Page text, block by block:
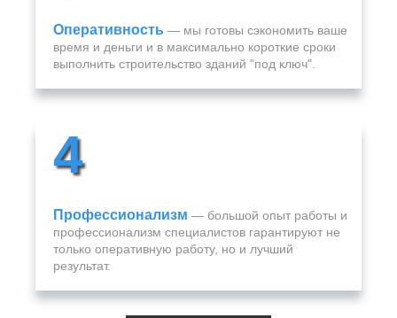
Оперативность — мы готовы сэкономить ваше
время и деньги и в максимально короткие сроки
выполнить строительство зданий "под ключ".
4
Профессионализм — большой опыт работы и
профессионализм специалистов гарантируют не
только оперативную работу, но и лучший
результат.